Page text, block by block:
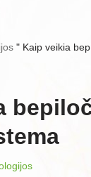
" Kaip veikia